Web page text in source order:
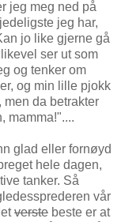
jeg meg ned på
jeg har,
jo like gjerne gå
ser ut som
og tenker om
og min lille pjokk
da betrakter
mamma!"....
glad eller fornøyd
hele dagen,
tanker. Så
vår
verste beste er at